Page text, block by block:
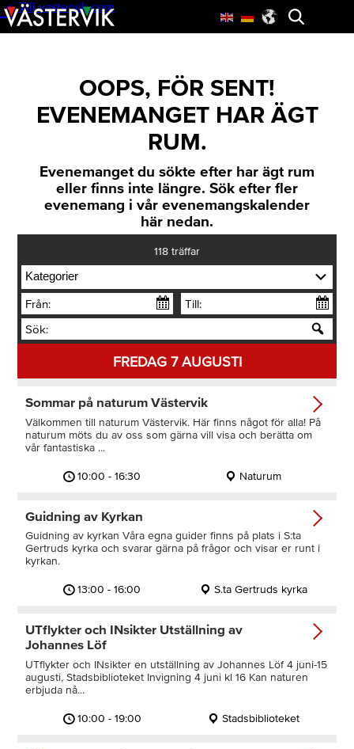
Skip
to
Öppna
menyn
Till vastervik.com
OOPS, FÖR SENT!
EVENEMANGET HAR ÄGT
RUM.
Evenemanget du sökte efter har ägt rum
eller finns inte längre. Sök efter fler
evenemang i vår evenemangskalender
här nedan.
118 träffar
Kategorier
Från:
Till:
Sök:
FREDAG 7 AUGUSTI
10:00 - 16:30 Naturum
Sommar på naturum Västervik
Välkommen till naturum Västervik. Här finns något för alla! På
naturum möts du av oss som gärna vill visa och berätta om
vår fantastiska ...
13:00 - 16:00 S.ta Gertruds kyrka
Guidning av Kyrkan
Guidning av kyrkan Våra egna guider finns på plats i S:ta
Gertruds kyrka och svarar gärna på frågor och visar er runt i
kyrkan.
10:00 - 19:00 Stadsbiblioteket
UTflykter och INsikter Utställning av
Johannes Löf
UTflykter och INsikter en utställning av Johannes Löf 4 juni-15
augusti, Stadsbiblioteket Invigning 4 juni kl 16 Kan naturen
erbjuda nå...